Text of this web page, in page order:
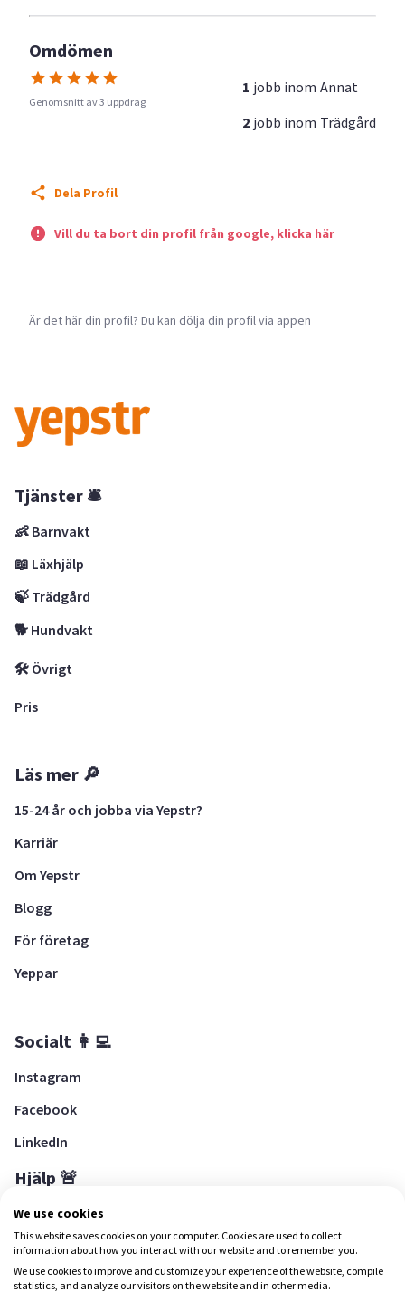
Omdömen
Genomsnitt av 3 uppdrag
1 jobb inom Annat
2 jobb inom Trädgård
Dela Profil
Vill du ta bort din profil från google, klicka här
Är det här din profil? Du kan dölja din profil via appen
Tjänster 🛎
👶 Barnvakt
📖 Läxhjälp
🍃 Trädgård
🐕 Hundvakt
🛠 Övrigt
Pris
Läs mer 🔎
15-24 år och jobba via Yepstr?
Karriär
Om Yepstr
Blogg
För företag
Yeppar
Socialt 👩‍💻
Instagram
Facebook
LinkedIn
Hjälp 🚨
Hjälpcenter
Ladda ned Yepstr
We use cookies
This website saves cookies on your computer. Cookies are used to collect
information about how you interact with our website and to remember you.
We use cookies to improve and customize your experience of the website, compile
statistics, and analyze our visitors on the website and in other media.